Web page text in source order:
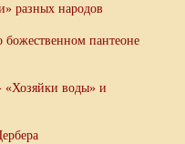
разных народов
божественном пантеоне
«Хозяйки воды» и